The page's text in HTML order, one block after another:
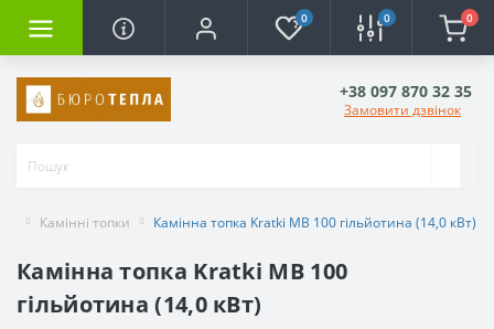
0 0 0
+38 097 870 32 35
Замовити дзвінок
Камінні топки Камінна топка Kratki MB 100 гільйотина (14,0 кВт)
Камінна топка Kratki MB 100
гільйотина (14,0 кВт)